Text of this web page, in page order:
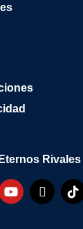
Rivales